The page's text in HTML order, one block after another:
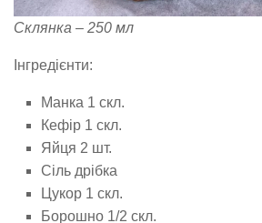
Склянка – 250 мл
Інгредієнти:
Манка 1 скл.
Кефір 1 скл.
Яйця 2 шт.
Сіль дрібка
Цукор 1 скл.
Борошно 1/2 скл.